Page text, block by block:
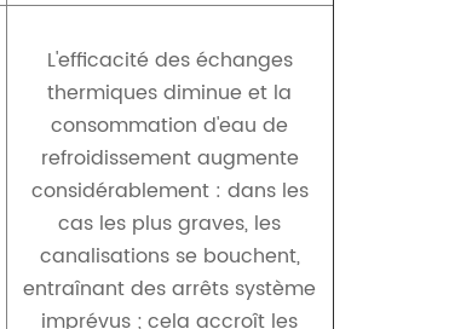
L'efficacité des échanges
thermiques diminue et la
consommation d'eau de
refroidissement augmente
considérablement : dans les
cas les plus graves, les
canalisations se bouchent,
entraînant des arrêts système
imprévus ; cela accroît les